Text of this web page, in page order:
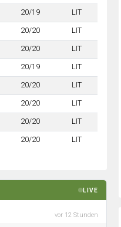
20/19 LIT
20/20 LIT
20/20 LIT
20/19 LIT
20/20 LIT
20/20 LIT
20/20 LIT
20/20 LIT
LIVE
vor 12 Stunden